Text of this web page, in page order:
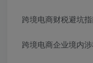
跨境电商财税避坑
跨境电商企业境内